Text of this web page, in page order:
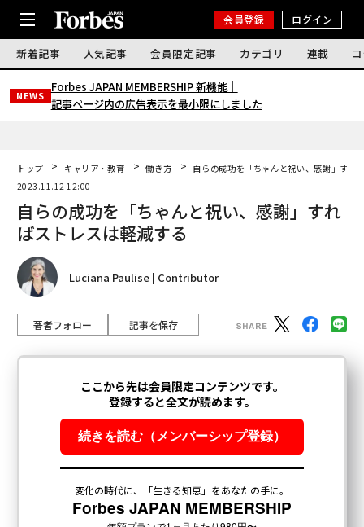
会員登録 ログイン
新着記事 人気記事 会員限定記事 カテゴリ 連載
NEWS
Forbes JAPAN MEMBERSHIP 新機能｜
記事ページ内の広告表示を最小限にしました
トップ キャリア・教育 働き方
自らの成功を「ちゃんと祝い、感謝」すれ
2023.11.12 12:00
自らの成功を「ちゃんと祝い、感謝」すれ
ばストレスは軽減する
Luciana Paulise | Contributor
著者フォロー 記事を保存